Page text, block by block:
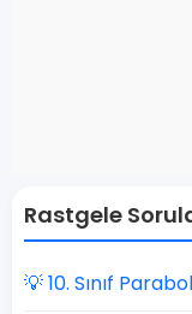
Rastgele
💡 10. Sınıf